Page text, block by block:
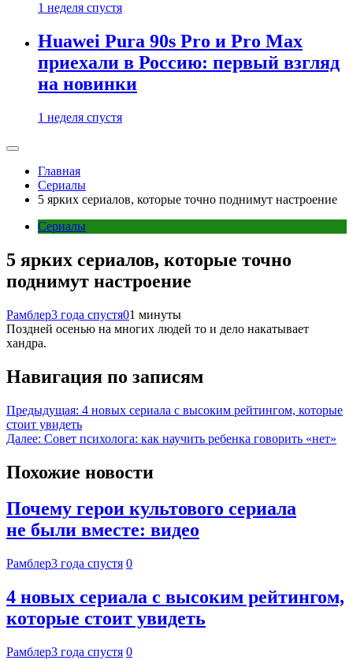
1 неделя спустя
Huawei Pura 90s Pro и Pro Max
приехали в Россию: первый взгляд
на новинки
1 неделя спустя
Главная
Сериалы
5 ярких сериалов, которые точно поднимут настроение
Сериалы
5 ярких сериалов, которые точно
поднимут настроение
Рамблер3 года спустя01 минуты
Поздней осенью на многих людей то и дело накатывает
хандра.
Навигация по записям
Предыдущая: 4 новых сериала с высоким рейтингом, которые
стоит увидеть
Далее: Совет психолога: как научить ребенка говорить «нет»
Похожие новости
Почему герои культового сериала
не были вместе: видео
Рамблер3 года спустя 0
4 новых сериала с высоким рейтингом,
которые стоит увидеть
Рамблер3 года спустя 0